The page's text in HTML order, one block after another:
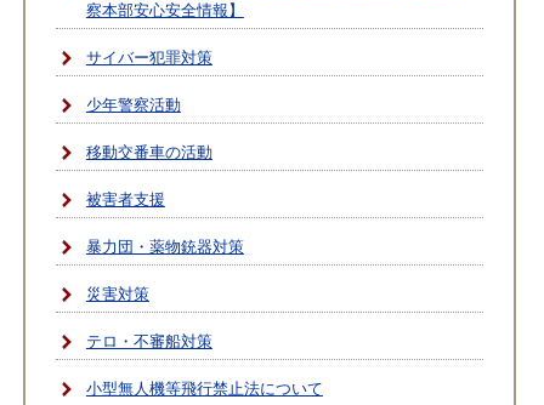
察本部安心安全情報】
サイバー犯罪対策
少年警察活動
移動交番車の活動
被害者支援
暴力団・薬物銃器対策
災害対策
テロ・不審船対策
小型無人機等飛行禁止法について